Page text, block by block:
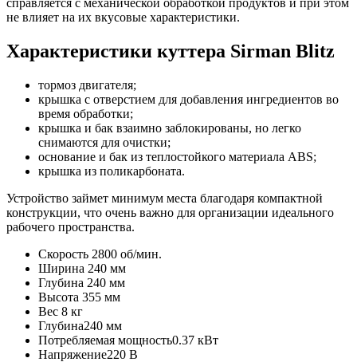
не влияет на их вкусовые характеристики.
Характеристики куттера Sirman Blitz
тормоз двигателя;
крышка с отверстием для добавления ингредиентов во
время обработки;
крышка и бак взаимно заблокированы, но легко
снимаются для очистки;
основание и бак из теплостойкого материала ABS;
крышка из поликарбоната.
Устройство займет минимум места благодаря компактной
конструкции, что очень важно для организации идеального
рабочего пространства.
Скорость 2800 об/мин.
Ширина 240 мм
Глубина 240 мм
Высота 355 мм
Вес 8 кг
Глубина240 мм
Потребляемая мощность0.37 кВт
Напряжение220 В